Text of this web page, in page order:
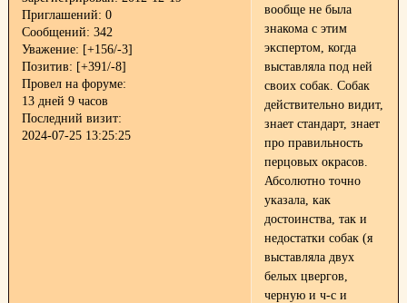
Приглашений: 0
Сообщений: 342
Уважение: [+156/-3]
Позитив: [+391/-8]
Провел на форуме:
13 дней 9 часов
Последний визит:
2024-07-25 13:25:25
вообще не была
знакома с этим
экспертом, когда
выставляла под ней
своих собак. Собак
действительно видит,
знает стандарт, знает
про правильность
перцовых окрасов.
Абсолютно точно
указала, как
достоинства, так и
недостатки собак (я
выставляла двух
белых цвергов,
черную и ч-с и